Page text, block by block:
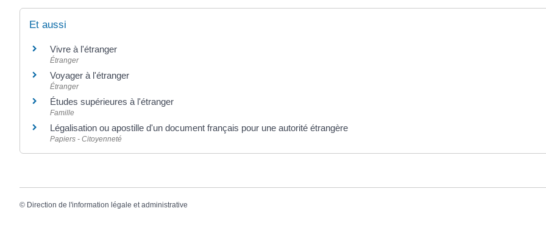
Et aussi
Vivre à l'étranger
Étranger
Voyager à l'étranger
Étranger
Études supérieures à l'étranger
Famille
Légalisation ou apostille d'un document français pour une autorité étrangère
Papiers - Citoyenneté
© Direction de l'information légale et administrative